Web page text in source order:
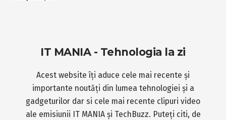
IT MANIA - Tehnologia la zi
Acest website îți aduce cele mai recente și
importante noutăți din lumea tehnologiei și a
gadgeturilor dar si cele mai recente clipuri video
ale emisiunii IT MANIA și TechBuzz. Puteți citi, de